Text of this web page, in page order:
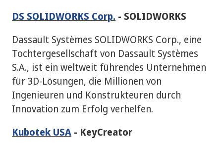
DS SOLIDWORKS Corp. - SOLIDWORKS
Dassault Systèmes SOLIDWORKS Corp., eine
Tochtergesellschaft von Dassault Systèmes
S.A., ist ein weltweit führendes Unternehmen
für 3D-Lösungen, die Millionen von
Ingenieuren und Konstrukteuren durch
Innovation zum Erfolg verhelfen.
Kubotek USA - KeyCreator